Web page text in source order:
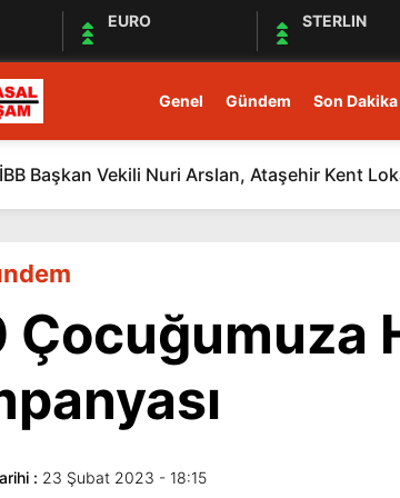
EURO STERLIN
Genel Gündem Son Dakika
İBB Başkan Vekili Nuri Arslan, Ataşehir Kent
Çocuğumuza
: 23 Şubat 2023 - 18:15